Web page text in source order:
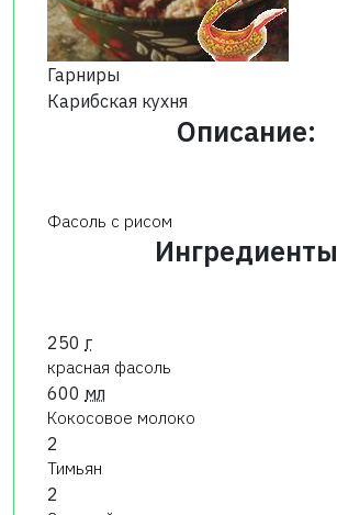
Гарниры
Карибская кухня
Описание:
Фасоль с рисом
Ингредиенты
250 г
красная фасоль
600 мл
Кокосовое молоко
2
Тимьян
2